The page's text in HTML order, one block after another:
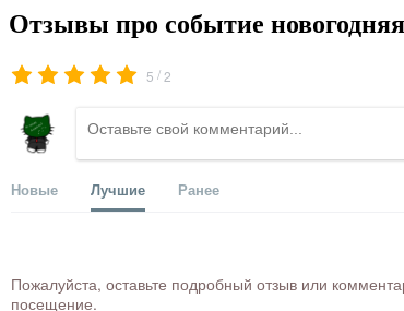
Отзывы про событие
5 /2
Новые Лучшие Ранее
Пожалуйста, оставьте подробный отзыв или
посещение.